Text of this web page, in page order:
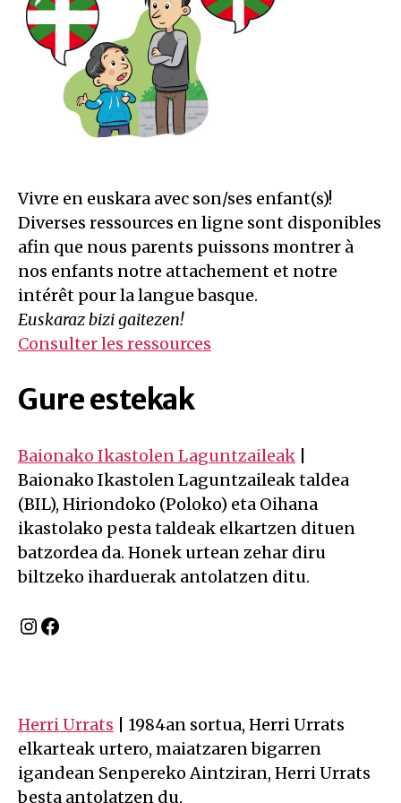
Vivre en euskara avec son/ses enfant(s)!
Diverses ressources en ligne sont disponibles
afin que nous parents puissons montrer à
nos enfants notre attachement et notre
intérêt pour la langue basque.
Euskaraz bizi gaitezen!
Consulter les ressources
Gure estekak
Baionako Ikastolen Laguntzaileak
Baionako Ikastolen Laguntzaileak taldea
(BIL), Hiriondoko (Poloko) eta Oihana
ikastolako pesta taldeak elkartzen dituen
batzordea da. Honek urtean zehar diru
biltzeko iharduerak antolatzen ditu.
Instagram
Facebook
Herri Urrats | 1984an sortua, Herri Urrats
elkarteak urtero, maiatzaren bigarren
igandean Senpereko Aintziran, Herri Urrats
besta antolatzen du.